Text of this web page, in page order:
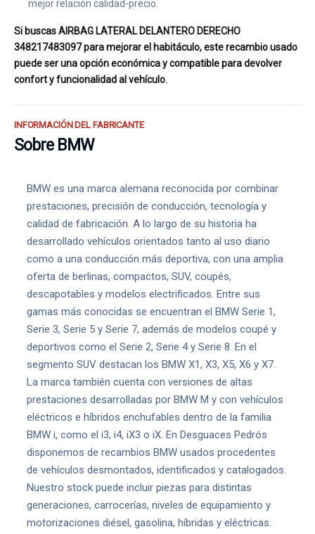
mejor relación calidad-precio.
Si buscas AIRBAG LATERAL DELANTERO DERECHO
348217483097 para mejorar el habitáculo, este recambio usado
puede ser una opción económica y compatible para devolver
confort y funcionalidad al vehículo.
INFORMACIÓN DEL FABRICANTE
Sobre BMW
BMW es una marca alemana reconocida por combinar
prestaciones, precisión de conducción, tecnología y
calidad de fabricación. A lo largo de su historia ha
desarrollado vehículos orientados tanto al uso diario
como a una conducción más deportiva, con una amplia
oferta de berlinas, compactos, SUV, coupés,
descapotables y modelos electrificados. Entre sus
gamas más conocidas se encuentran el BMW Serie 1,
Serie 3, Serie 5 y Serie 7, además de modelos coupé y
deportivos como el Serie 2, Serie 4 y Serie 8. En el
segmento SUV destacan los BMW X1, X3, X5, X6 y X7.
La marca también cuenta con versiones de altas
prestaciones desarrolladas por BMW M y con vehículos
eléctricos e híbridos enchufables dentro de la familia
BMW i, como el i3, i4, iX3 o iX. En Desguaces Pedrós
disponemos de recambios BMW usados procedentes
de vehículos desmontados, identificados y catalogados.
Nuestro stock puede incluir piezas para distintas
generaciones, carrocerías, niveles de equipamiento y
motorizaciones diésel, gasolina, híbridas y eléctricas.